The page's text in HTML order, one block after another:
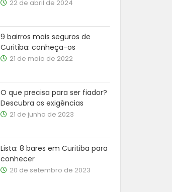
22 de abril de 2024
9 bairros mais seguros de
Curitiba: conheça-os
21 de maio de 2022
O que precisa para ser fiador?
Descubra as exigências
21 de junho de 2023
Lista: 8 bares em Curitiba para
conhecer
20 de setembro de 2023